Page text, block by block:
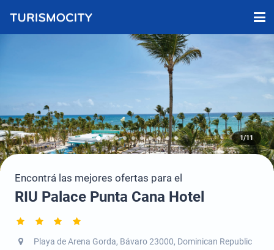
1/11
Encontrá las mejores ofertas para el
RIU Palace Punta Cana Hotel
Playa de Arena Gorda, Bávaro 23000, Dominican Republic